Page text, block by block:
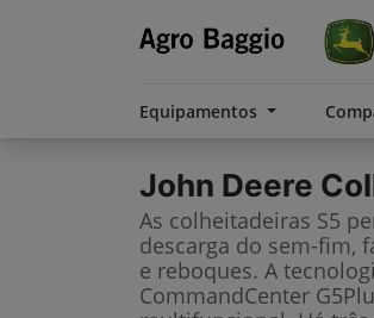
Equipamentos
John Deere
As colheitadeiras S5
descarga do sem-fim,
e reboques. A
CommandCenter